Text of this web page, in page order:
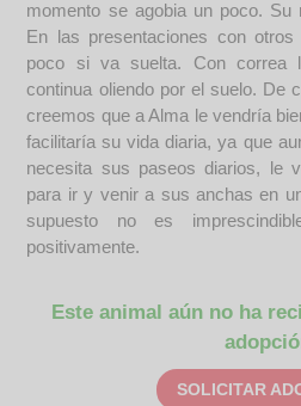
momento se agobia un poco. Su
En las presentaciones con
poco si va suelta. Con correa
continua oliendo por el suelo. De
creemos que a Alma le vendría
facilitaría su vida diaria, ya que
necesita sus paseos diarios, le
para ir y venir a sus anchas en
supuesto no es
positivamente.
Este animal aún no ha
SOLICITAR